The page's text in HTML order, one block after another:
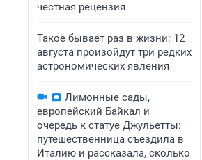
честная рецензия
Такое бывает раз в жизни: 12
августа произойдут три редких
астрономических явления
Лимонные сады,
европейский Байкал и
очередь к статуе Джульетты:
путешественница съездила в
Италию и рассказала, сколько